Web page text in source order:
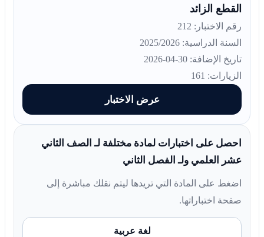
القطع الزائد
رقم الاختبار: 212
السنة الدراسية: 2025/2026
تاريخ الإضافة: 30-04-2026
الزيارات: 161
عرض الاختبار
احصل على اختبارات لمادة مختلفة لـ الصف الثاني
عشر العلمي ولـ الفصل الثاني
اضغط على المادة التي تريدها ليتم نقلك مباشرة إلى
صفحة اختباراتها.
لغة عربية